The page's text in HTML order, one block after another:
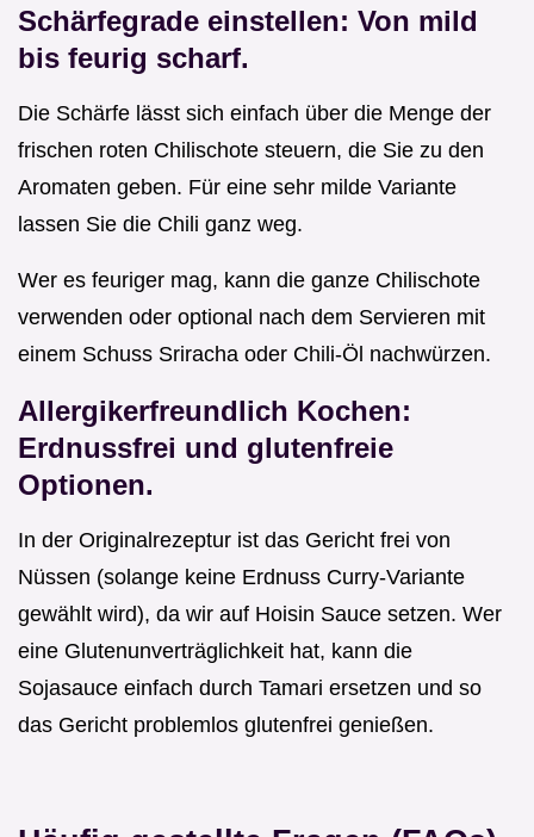
Schärfegrade einstellen: Von mild
bis feurig scharf.
Die Schärfe lässt sich einfach über die Menge der
frischen roten Chilischote steuern, die Sie zu den
Aromaten geben. Für eine sehr milde Variante
lassen Sie die Chili ganz weg.
Wer es feuriger mag, kann die ganze Chilischote
verwenden oder optional nach dem Servieren mit
einem Schuss Sriracha oder Chili-Öl nachwürzen.
Allergikerfreundlich Kochen:
Erdnussfrei und glutenfreie
Optionen.
In der Originalrezeptur ist das Gericht frei von
Nüssen (solange keine Erdnuss Curry-Variante
gewählt wird), da wir auf Hoisin Sauce setzen. Wer
eine Glutenunverträglichkeit hat, kann die
Sojasauce einfach durch Tamari ersetzen und so
das Gericht problemlos glutenfrei genießen.